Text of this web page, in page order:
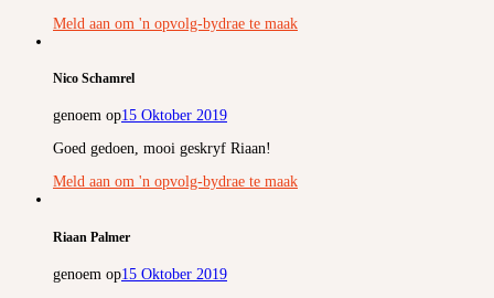
Meld aan om 'n opvolg-bydrae te maak
Nico Schamrel
genoem op15 Oktober 2019
Goed gedoen, mooi geskryf Riaan!
Meld aan om 'n opvolg-bydrae te maak
Riaan Palmer
genoem op15 Oktober 2019